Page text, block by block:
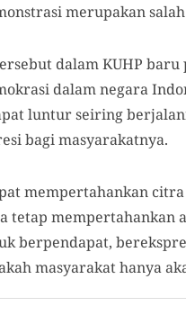
merupakan
dalam KUHP
dalam negara
luntur seiring
bagi masyarakatnya.
mempertahankan
tetap
berpendapat,
masyarakat hanya